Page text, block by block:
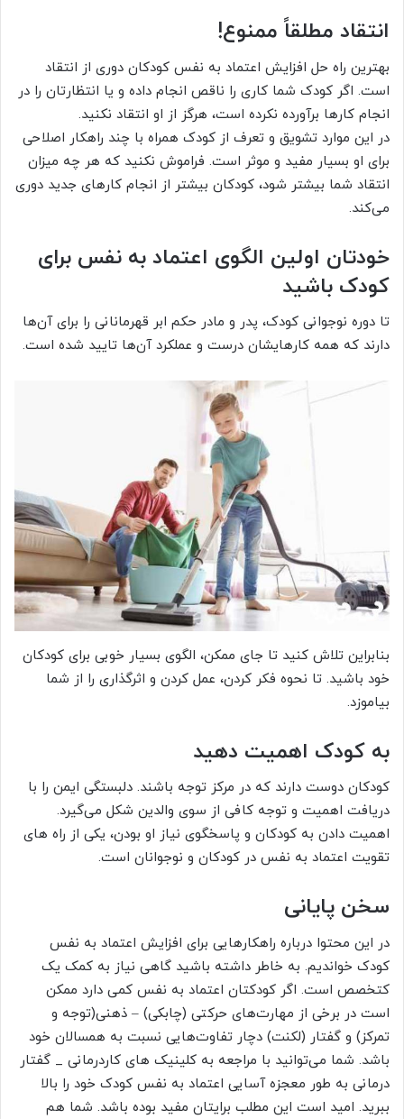
انتقاد مطلقاً ممنوع!
بهترین راه حل افزایش اعتماد به نفس کودکان دوری از انتقاد
است. اگر کودک شما کاری را ناقص انجام داده و یا انتظارتان را در
انجام کارها برآورده نکرده است، هرگز از او انتقاد نکنید.
در این موارد تشویق و تعرف از کودک همراه با چند راهکار اصلاحی
برای او بسیار مفید و موثر است. فراموش نکنید که هر چه میزان
انتقاد شما بیشتر شود، کودکان بیشتر از انجام کارهای جدید دوری
می‌کند.
خودتان اولین الگوی اعتماد به نفس برای
کودک باشید
تا دوره نوجوانی کودک، پدر و مادر حکم ابر قهرمانانی را برای آن‌ها
دارند که همه کارهایشان درست و عملکرد آن‌ها تایید شده است.
بنابراین تلاش کنید تا جای ممکن، الگوی بسیار خوبی برای کودکان
خود باشید. تا نحوه فکر کردن، عمل کردن و اثرگذاری را از شما
بیاموزد.
به کودک اهمیت دهید
کودکان دوست دارند که در مرکز توجه باشند. دلبستگی ایمن را با
دریافت اهمیت و توجه کافی از سوی والدین شکل می‌گیرد.
اهمیت دادن به کودکان و پاسخگوی نیاز او بودن، یکی از راه های
تقویت اعتماد به نفس در کودکان و نوجوانان است.
سخن پایانی
در این محتوا درباره راهکارهایی برای افزایش اعتماد به نفس
کودک خواندیم. به خاطر داشته باشید گاهی نیاز به کمک یک
کتخصص است. اگر کودکتان اعتماد به نفس کمی دارد ممکن
است در برخی از مهارت‌های حرکتی (چابکی) – ذهنی(توجه و
تمرکز) و گفتار (لکنت) دچار تفاوت‌هایی نسبت به همسالان خود
باشد. شما می‌توانید با مراجعه به کلینیک های کاردرمانی _ گفتار
درمانی به طور معجزه آسایی اعتماد به نفس کودک خود را بالا
ببرید. امید است این مطلب برایتان مفید بوده باشد. شما هم